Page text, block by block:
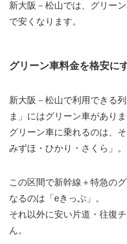
新大阪－松山では、グリー
で安くなります。
グリーン車料金を格安に
新大阪－松山で利用できる
ま」にはグリーン車がありま
グリーン車に乗れるのは、
みずほ・ひかり・さくら」。
この区間で新幹線＋特急の
なるのは「eきっぷ」。
それ以外に安い片道・往復
ん。